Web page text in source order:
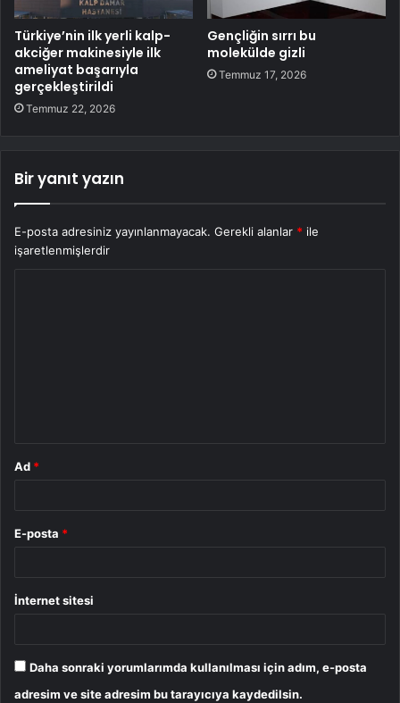
Türkiye’nin ilk yerli kalp-
akciğer makinesiyle ilk
ameliyat başarıyla
gerçekleştirildi
Temmuz 22, 2026
Gençliğin sırrı bu
molekülde gizli
Temmuz 17, 2026
Bir yanıt yazın
E-posta adresiniz yayınlanmayacak. Gerekli alanlar * ile
işaretlenmişlerdir
Ad *
E-posta *
İnternet sitesi
Daha sonraki yorumlarımda kullanılması için adım, e-posta
adresim ve site adresim bu tarayıcıya kaydedilsin.